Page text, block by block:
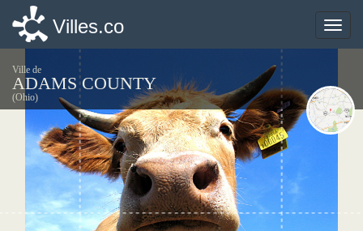
Toggle
Villes.co
Ville de
ADAMS COUNTY
(Ohio)
Toggle
Villes.co